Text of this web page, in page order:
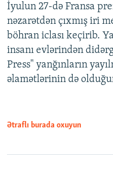
İyulun 27-də Fransa
nəzarətdən çıxmış iri
böhran iclası keçirib.
insanı evlərindən
Press" yanğınların
əlamətlərinin də
Ətraflı burada oxuyun